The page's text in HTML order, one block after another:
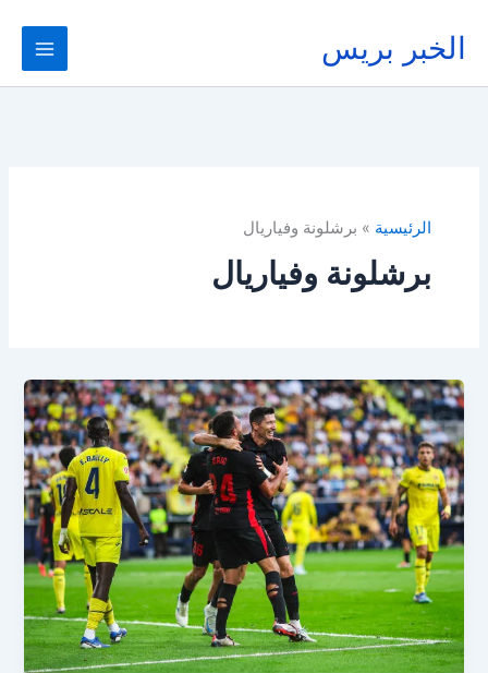
المحتوى
الخبر بريس
الرئيسية برشلونة وفياريال
برشلونة وفياريال